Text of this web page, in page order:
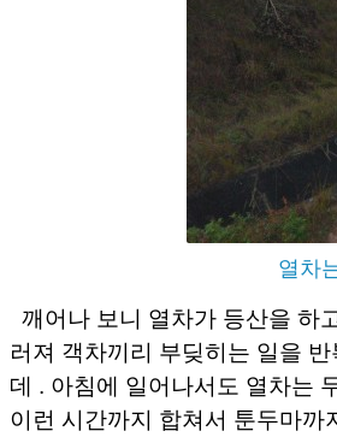
열차
깨어나 보니 열차가 등산을 하
러져 객차끼리 부딪히는 일을
데 . 아침에 일어나서도 열차는
이런 시간까지 합쳐서 툰두마